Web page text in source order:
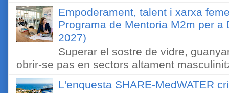
Empoderament, talent i xarxa
Programa de Mentoria M2m per
2027)
Superar el sostre de vidre,
obrir-se pas en sectors altament
L'enquesta SHARE-MedWATER